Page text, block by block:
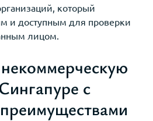
который
и доступным для проверки
лицом.
с